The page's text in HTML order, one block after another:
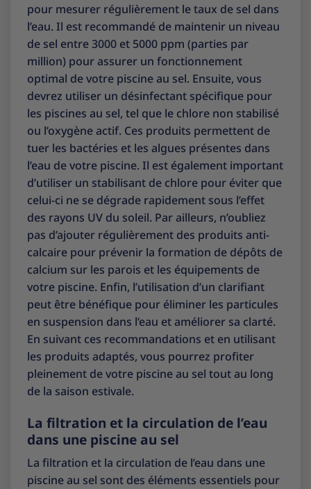
pour mesurer régulièrement le taux de sel dans
l’eau. Il est recommandé de maintenir un niveau
de sel entre 3000 et 5000 ppm (parties par
million) pour assurer un fonctionnement
optimal de votre piscine au sel. Ensuite, vous
devrez utiliser un désinfectant spécifique pour
les piscines au sel, tel que le chlore non stabilisé
ou l’oxygène actif. Ces produits permettent de
tuer les bactéries et les algues présentes dans
l’eau de votre piscine. Il est également important
d’utiliser un stabilisant de chlore pour éviter que
celui-ci ne se dégrade rapidement sous l’effet
des rayons UV du soleil. Par ailleurs, n’oubliez
pas d’ajouter régulièrement des produits anti-
calcaire pour prévenir la formation de dépôts de
calcium sur les parois et les équipements de
votre piscine. Enfin, l’utilisation d’un clarifiant
peut être bénéfique pour éliminer les particules
en suspension dans l’eau et améliorer sa clarté.
En suivant ces recommandations et en utilisant
les produits adaptés, vous pourrez profiter
pleinement de votre piscine au sel tout au long
de la saison estivale.
La filtration et la circulation de l’eau
dans une piscine au sel
La filtration et la circulation de l’eau dans une
piscine au sel sont des éléments essentiels pour